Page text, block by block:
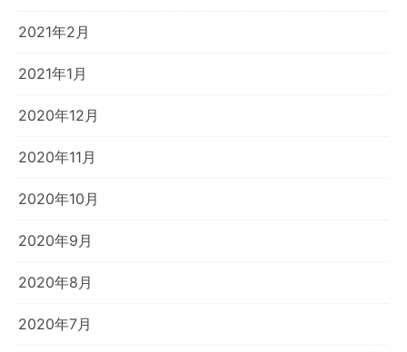
2021年2月
2021年1月
2020年12月
2020年11月
2020年10月
2020年9月
2020年8月
2020年7月